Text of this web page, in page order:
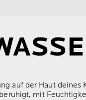
auf der Haut deines
mit